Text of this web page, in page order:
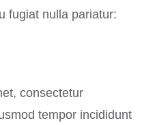
fugiat nulla pariatur:
consectetur
tempor incididunt